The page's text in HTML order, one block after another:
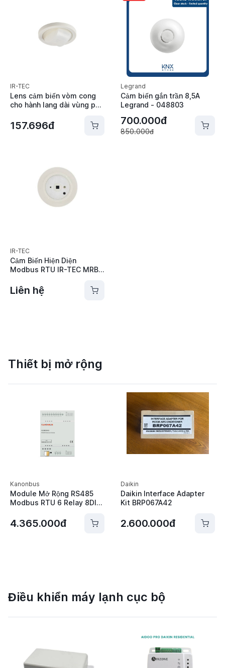
IR-TEC
Lens cảm biến vòm cong
cho hành lang dài vùng phủ
dùng ngoài trời IP-66) IR-
TEC - Lens L
157.696đ
Legrand
Cảm biến gắn trần 8,5A
Legrand - 048803
700.000đ
850.000đ
IR-TEC
Cảm Biến Hiện Diện
Modbus RTU IR-TEC MRB-
Liên hệ
Thiết bị mở rộng
Kanonbus
Module Mở Rộng RS485
Modbus RTU 6 Relay 8DI
KCM6S8IO
4.365.000đ
Daikin
Daikin Interface Adapter
Kit BRP067A42
2.600.000đ
Điều khiển máy lạnh cục bộ